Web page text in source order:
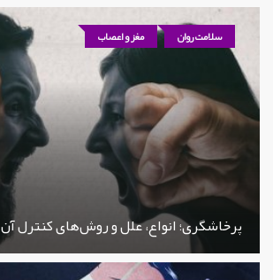
سلامت روان مغز و اعصاب
پرخاشگری؛ انواع، علل و روش‌های کنترل آن